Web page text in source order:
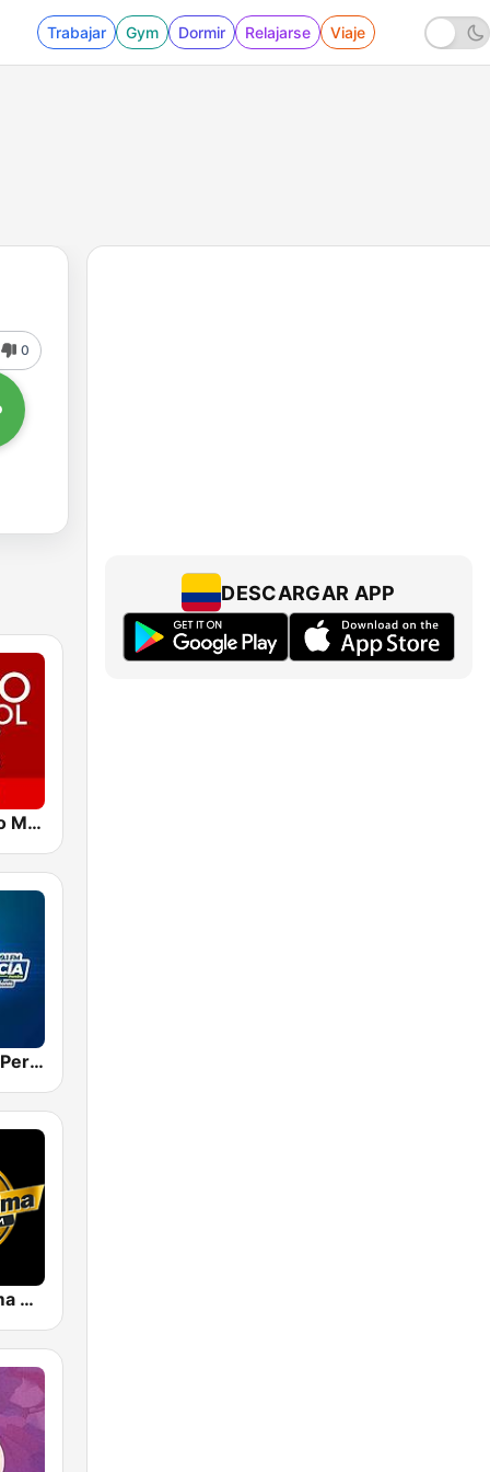
Trabajar Gym Dormir Relajarse Viaje
0
Caracol Radio Manizales
Radio Policía Pereira 99.1
La Primerisima 91.0 FM
DESCARGAR APP